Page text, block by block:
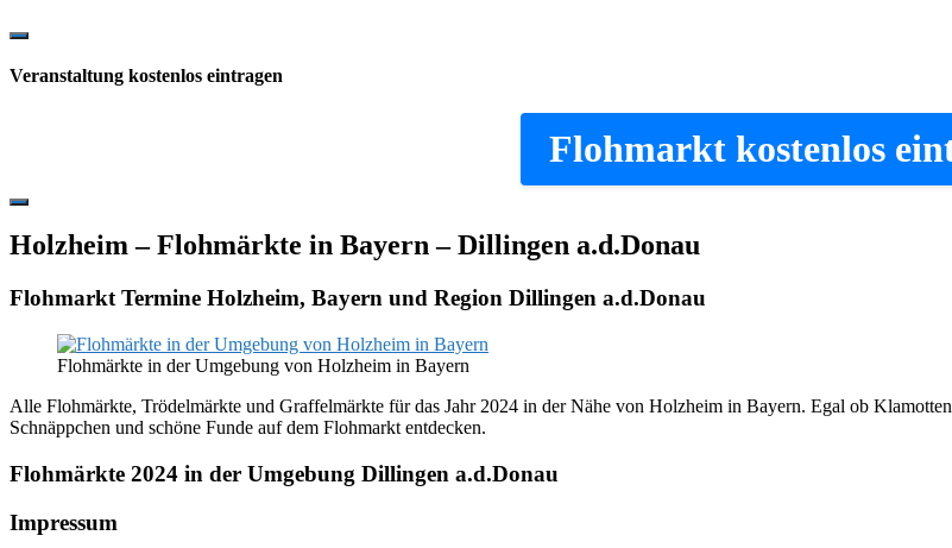
Show
Content
Veranstaltung kostenlos eintragen
Flohmarkt kostenlos
Hide
Content
Holzheim – Flohmärkte in Bayern – Dillingen a.d.Donau
Flohmarkt Termine Holzheim, Bayern und Region Dillingen a.d.Donau
Flohmärkte in der Umgebung von Holzheim in Bayern
Alle Flohmärkte, Trödelmärkte und Graffelmärkte für das Jahr 2024 in der Nähe von Holzheim in Bayern. Egal ob
Schnäppchen und schöne Funde auf dem Flohmarkt entdecken.
Flohmärkte 2024 in der Umgebung Dillingen a.d.Donau
Footer
Impressum